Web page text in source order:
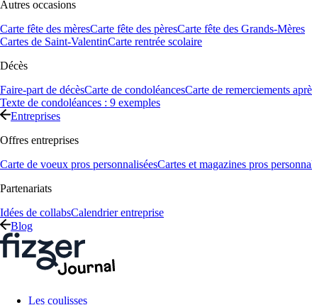
Autres occasions
Carte fête des mèresCarte fête des pèresCarte fête des Grands-Mères
Cartes de Saint-ValentinCarte rentrée scolaire
Décès
Faire-part de décèsCarte de condoléancesCarte de remerciements
Texte de condoléances : 9 exemples
Entreprises
Offres entreprises
Carte de voeux pros personnaliséesCartes et magazines pros
Partenariats
Idées de collabsCalendrier entreprise
Blog
Les coulisses